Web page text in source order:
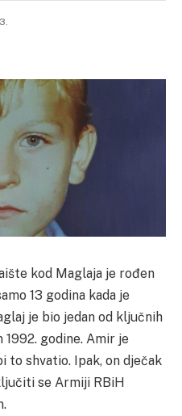
kod Maglaja je rođen
13 godina kada je
je bio jedan od ključnih
godine. Amir je
to shvatio. Ipak, on dječak
se Armiji RBiH